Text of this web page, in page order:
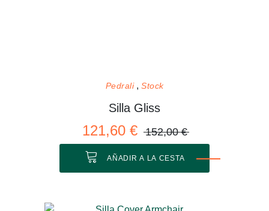
Pedrali Stock
Silla Gliss
121,60 € 152,00 €
AÑADIR A LA CESTA